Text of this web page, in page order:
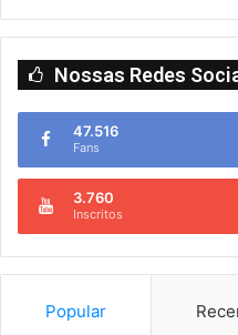
Nossas Redes
47.516
Fans
3.760
Inscritos
Popular